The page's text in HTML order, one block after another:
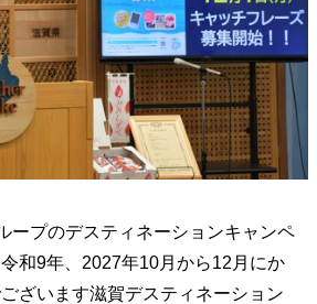
ープのデスティネーションキャンペ
和9年、2027年10月から12月にか
ざいます滋賀デスティネーション